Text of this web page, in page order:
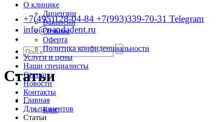
О клинике
Лицензии
Вакансии
Отзывы
Оферта
Политика конфиденциальности
Услуги и цены
Наши специалисты
Статьи
Новости
Контакты
...
Блог
+7(495)128-04-84 +7(993)339-70-31 Telegram
info@pandadent.ru
Статьи
Главная
Для пациентов
Статьи